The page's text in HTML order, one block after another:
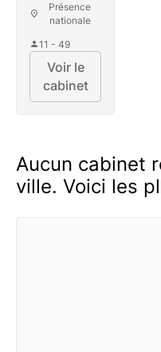
Présence
nationale
11 - 49
Voir le
cabinet
Aucun cabinet
ville. Voici les